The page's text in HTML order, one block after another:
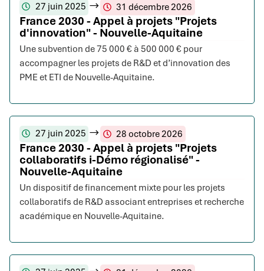
27 juin 2025 31 décembre 2026
France 2030 - Appel à projets "Projets
d'innovation" - Nouvelle-Aquitaine
Une subvention de 75 000 € à 500 000 € pour
accompagner les projets de R&D et d’innovation des
PME et ETI de Nouvelle-Aquitaine.
27 juin 2025 28 octobre 2026
France 2030 - Appel à projets "Projets
collaboratifs i-Démo régionalisé" -
Nouvelle-Aquitaine
Un dispositif de financement mixte pour les projets
collaboratifs de R&D associant entreprises et recherche
académique en Nouvelle-Aquitaine.